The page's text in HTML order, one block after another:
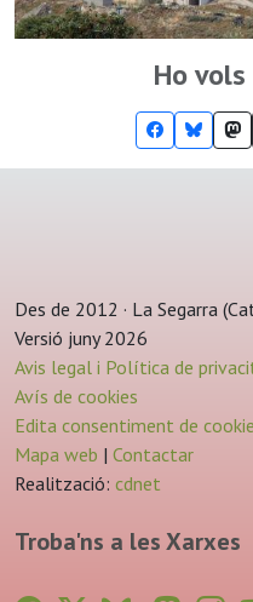
Ho
Des de 2012 · La Segarra
Versió juny 2026
Avis legal i Política de
Avís de cookies
Edita consentiment de
Mapa web | Contactar
Realització: cdnet
Troba'ns a les Xarxes